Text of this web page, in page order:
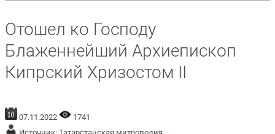
Отошел ко Господу
Блаженнейший Архиепископ
Кипрский Хризостом II
07.11.2022
1741